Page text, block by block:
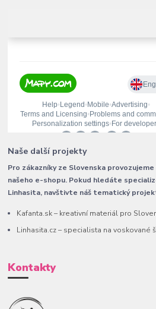
Naše další projekty
Pro zákazníky ze Slovenska
našeho e-shopu. Pokud hledáte
Linhasita, navštivte náš tematický
Kafanta.sk – kreativní materiál pro
Linhasita.cz – specialista na voskované
Kontakty